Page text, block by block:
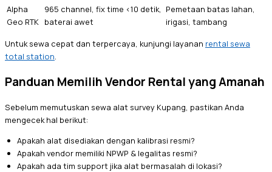
Alpha
Geo RTK
965 channel, fix time <10 detik,
baterai awet
Pemetaan batas lahan,
irigasi, tambang
Untuk sewa cepat dan terpercaya, kunjungi layanan rental sewa
total station.
Panduan Memilih Vendor Rental yang Amanah
Sebelum memutuskan sewa alat survey Kupang, pastikan Anda
mengecek hal berikut:
Apakah alat disediakan dengan kalibrasi resmi?
Apakah vendor memiliki NPWP & legalitas resmi?
Apakah ada tim support jika alat bermasalah di lokasi?